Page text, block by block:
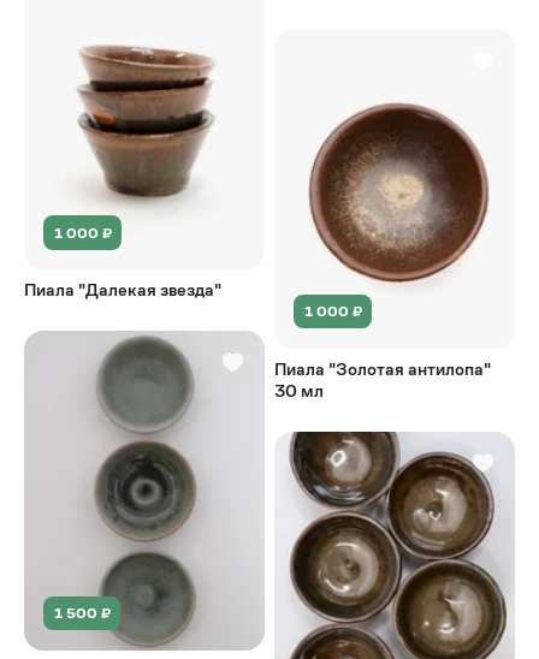
1 000 ₽
Пиала "Далекая звезда"
1 500 ₽
1 000 ₽
Пиала "Золотая антилопа"
30 мл